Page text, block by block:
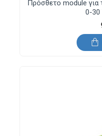
Πρόσθετο module για
0-30